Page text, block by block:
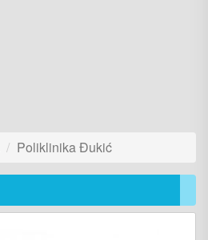
Poliklinika Đukić